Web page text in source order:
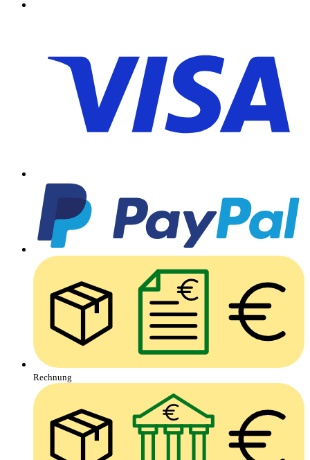
Rechnung